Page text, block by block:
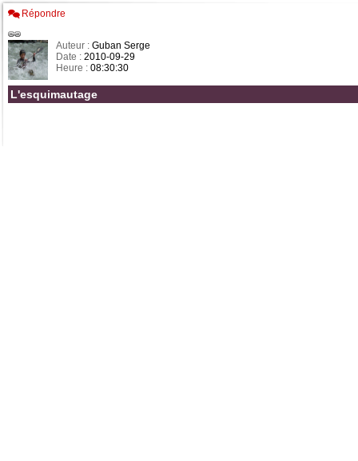
Répondre
Auteur : Guban Serge
Date : 2010-09-29
Heure : 08:30:30
L'esquimautage